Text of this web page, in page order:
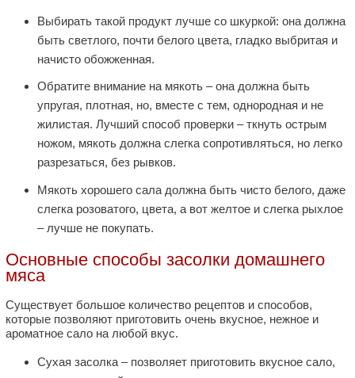
Выбирать такой продукт лучше со шкуркой: она должна
быть светлого, почти белого цвета, гладко выбритая и
начисто обожженная.
Обратите внимание на мякоть – она должна быть
упругая, плотная, но, вместе с тем, однородная и не
жилистая. Лучший способ проверки – ткнуть острым
ножом, мякоть должна слегка сопротивляться, но легко
разрезаться, без рывков.
Мякоть хорошего сала должна быть чисто белого, даже
слегка розоватого, цвета, а вот желтое и слегка рыхлое
– лучше не покупать.
Основные способы засолки домашнего
мяса
Существует большое количество рецептов и способов,
которые позволяют приготовить очень вкусное, нежное и
ароматное сало на любой вкус.
Сухая засолка – позволяет приготовить вкусное сало,